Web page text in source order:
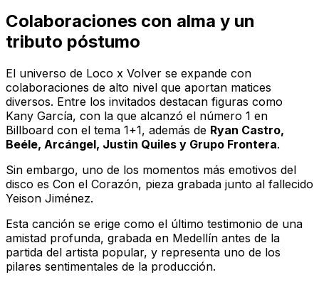
Colaboraciones con alma y un
tributo póstumo
El universo de Loco x Volver se expande con
colaboraciones de alto nivel que aportan matices
diversos. Entre los invitados destacan figuras como
Kany García, con la que alcanzó el número 1 en
Billboard con el tema 1+1, además de Ryan Castro,
Beéle, Arcángel, Justin Quiles y Grupo Frontera.
Sin embargo, uno de los momentos más emotivos del
disco es Con el Corazón, pieza grabada junto al fallecido
Yeison Jiménez.
Esta canción se erige como el último testimonio de una
amistad profunda, grabada en Medellín antes de la
partida del artista popular, y representa uno de los
pilares sentimentales de la producción.